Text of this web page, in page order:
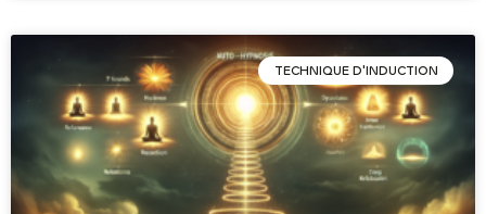
TECHNIQUE D'INDUCTION